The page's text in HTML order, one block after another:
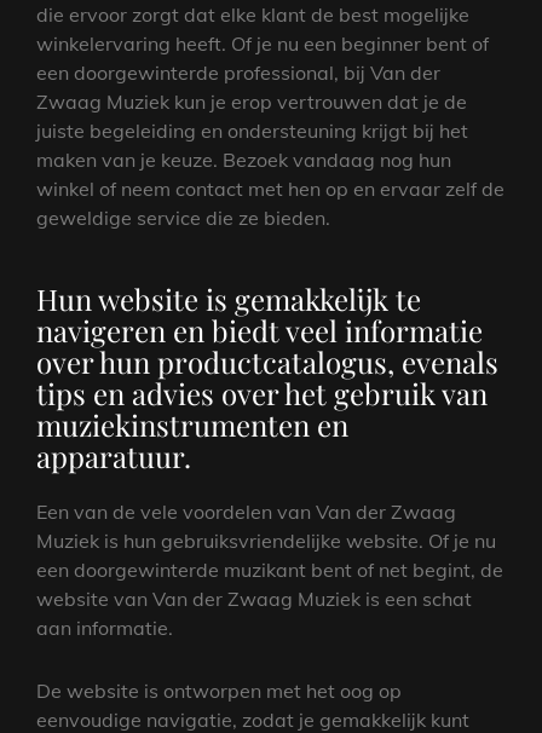
die ervoor zorgt dat elke klant de best mogelijke
winkelervaring heeft. Of je nu een beginner bent of
een doorgewinterde professional, bij Van der
Zwaag Muziek kun je erop vertrouwen dat je de
juiste begeleiding en ondersteuning krijgt bij het
maken van je keuze. Bezoek vandaag nog hun
winkel of neem contact met hen op en ervaar zelf de
geweldige service die ze bieden.
Hun website is gemakkelijk te
navigeren en biedt veel informatie
over hun productcatalogus, evenals
tips en advies over het gebruik van
muziekinstrumenten en
apparatuur.
Een van de vele voordelen van Van der Zwaag
Muziek is hun gebruiksvriendelijke website. Of je nu
een doorgewinterde muzikant bent of net begint, de
website van Van der Zwaag Muziek is een schat
aan informatie.
De website is ontworpen met het oog op
eenvoudige navigatie, zodat je gemakkelijk kunt